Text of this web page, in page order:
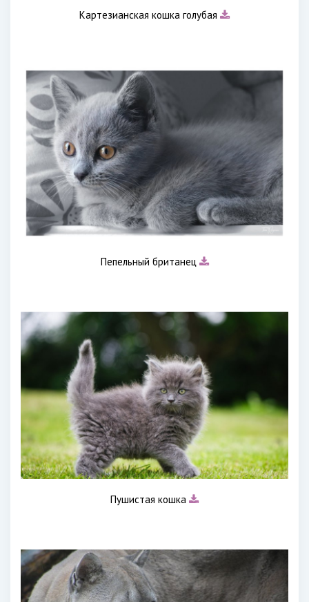
Картезианская кошка голубая
Пепельный британец
Пушистая кошка